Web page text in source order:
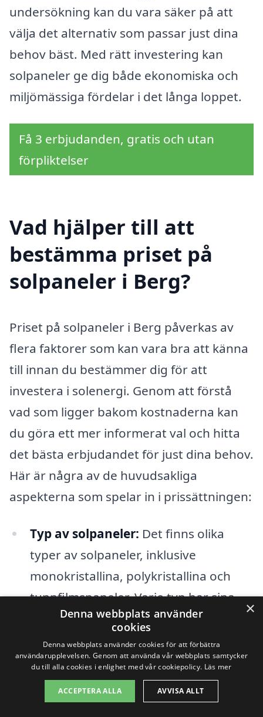
undersökning kan du vara säker på att
välja det alternativ som passar just dina
behov bäst. Med rätt investering kan
solpaneler ge dig både ekonomiska och
miljömässiga fördelar i det långa loppet.
Få 3 erbjudanden, gratis och utan
förpliktelser
Vad hjälper till att
bestämma priset på
solpaneler i Berg?
Priset på solpaneler i Berg påverkas av
flera faktorer som kan vara bra att känna
till innan du bestämmer dig för att
investera i solenergi. Genom att förstå
vad som ligger bakom kostnaderna kan
du göra ett mer informerat val och hitta
det bästa erbjudandet för just dina behov.
Här är några av de huvudsakliga
aspekterna som spelar in i prissättningen:
Typ av solpaneler: Det finns olika
typer av solpaneler, inklusive
monokristallina, polykristallina och
tunnfilmspaneler. Varje typ har sina
egna fördelar och nackdelar, och
priset kan variera beroende på vilken
typ du väljer.
Installation:Kostnaden för
×
Denna webbplats använder
cookies
Denna webbplats använder cookies för att förbättra
användarupplevelsen. Genom att använda vår webbplats samtycker
du till alla cookies i enlighet med vår cookiepolicy. Läs mer
ACCEPTERA ALLA AVVISA ALLT